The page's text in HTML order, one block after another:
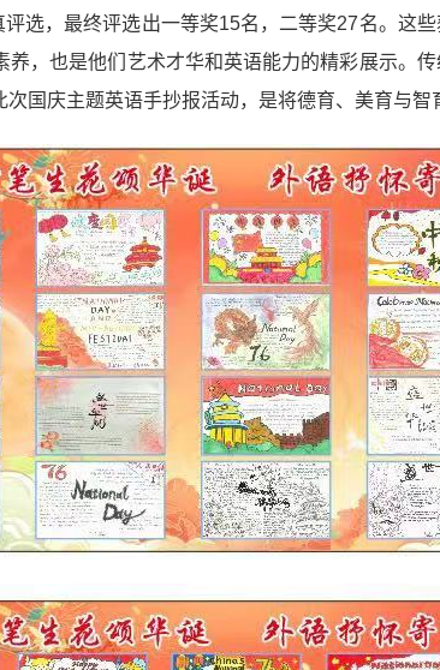
评选，最终评选出一等奖15名，二等奖27名。这
养，也是他们艺术才华和英语能力的精彩展示。 传
国庆主题英语手抄报活动，是将德育、美育与智